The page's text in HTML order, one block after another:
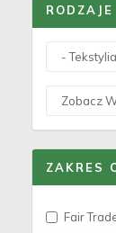
RODZAJE
ZAKRES
Fair